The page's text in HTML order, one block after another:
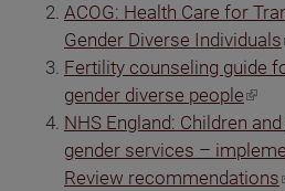
ACOG: Health Care for
Gender Diverse Individuals
(odkaz je externí)
Fertility counseling guide
gender diverse people
(odkaz je externí)
NHS England: Children and
gender services –
Review recommendations
(odkaz je externí)